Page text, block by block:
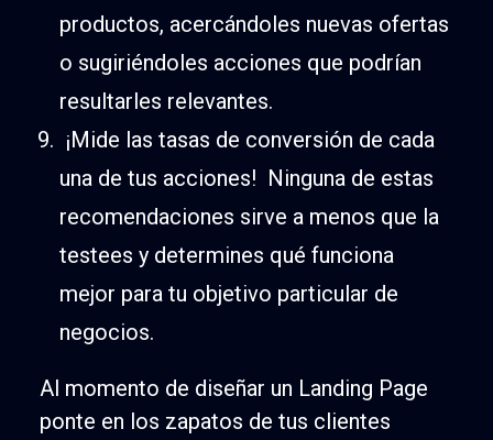
productos, acercándoles nuevas ofertas
o sugiriéndoles acciones que podrían
resultarles relevantes.
¡Mide las tasas de conversión de cada
una de tus acciones! Ninguna de estas
recomendaciones sirve a menos que la
testees y determines qué funciona
mejor para tu objetivo particular de
negocios.
Al momento de diseñar un Landing Page
ponte en los zapatos de tus clientes